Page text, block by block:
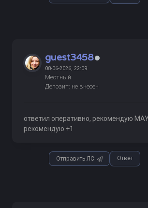
guest3458
08-06-2026, 22:09
Местный
Депозит: не внесен
ответил оперативно, рекомендую
рекомендую +1
Отправить ЛС Ответ